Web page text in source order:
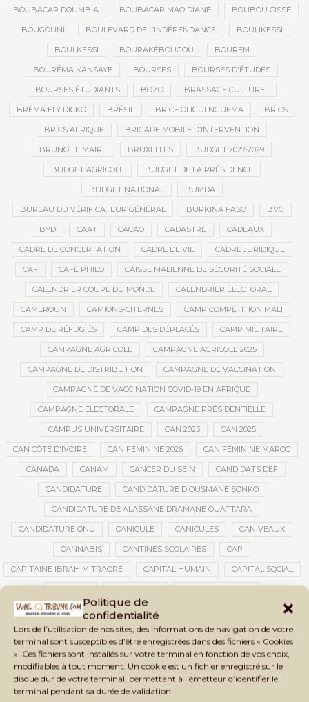
Politique de
confidentialité
Lors de l’utilisation de nos sites, des informations de navigation de votre
terminal sont susceptibles d’être enregistrées dans des fichiers « Cookies
». Ces fichiers sont installés sur votre terminal en fonction de vos choix,
modifiables à tout moment. Un cookie est un fichier enregistré sur le
disque dur de votre terminal, permettant à l’émetteur d’identifier le
terminal pendant sa durée de validation.
BOUBACAR DOUMBIA BOUBACAR MAO DIANÉ BOUBOU CISSÉ
BOUGOUNI BOULEVARD DE L’INDÉPENDANCE BOULIKESSI
BOULKESSI BOURAKÉBOUGOU BOUREM
BOURÉMA KANSAYE BOURSES BOURSES D'ÉTUDES
BOURSES ÉTUDIANTS BOZO BRASSAGE CULTUREL
BRÉMA ELY DICKO BRÉSIL BRICE OLIGUI NGUEMA BRICS
BRICS AFRIQUE BRIGADE MOBILE D’INTERVENTION
BRUNO LE MAIRE BRUXELLES BUDGET 2027-2029
BUDGET AGRICOLE BUDGET DE LA PRÉSIDENCE
BUDGET NATIONAL BUMDA
BUREAU DU VÉRIFICATEUR GÉNÉRAL BURKINA FASO BVG
BYD CAAT CACAO CADASTRE CADEAUX
CADRE DE CONCERTATION CADRE DE VIE CADRE JURIDIQUE
CAF CAFÉ PHILO CAISSE MALIENNE DE SÉCURITÉ SOCIALE
CALENDRIER COUPE DU MONDE CALENDRIER ÉLECTORAL
CAMEROUN CAMIONS-CITERNES CAMP COMPÉTITION MALI
CAMP DE RÉFUGIÉS CAMP DES DÉPLACÉS CAMP MILITAIRE
CAMPAGNE AGRICOLE CAMPAGNE AGRICOLE 2025
CAMPAGNE DE DISTRIBUTION CAMPAGNE DE VACCINATION
CAMPAGNE DE VACCINATION COVID-19 EN AFRIQUE
CAMPAGNE ÉLECTORALE CAMPAGNE PRÉSIDENTIELLE
CAMPUS UNIVERSITAIRE CAN 2023 CAN 2025
CAN CÔTE D'IVOIRE CAN FÉMININE 2026 CAN FÉMININE MAROC
CANADA CANAM CANCER DU SEIN CANDIDATS DEF
CANDIDATURE CANDIDATURE D'OUSMANE SONKO
CANDIDATURE DE ALASSANE DRAMANE OUATTARA
CANDIDATURE ONU CANICULE CANICULES CANIVEAUX
CANNABIS CANTINES SCOLAIRES CAP
CAPITAINE IBRAHIM TRAORÉ CAPITAL HUMAIN CAPITAL SOCIAL
CARTE D’IDENTITÉ BIOMÉTRIQUE CARTE NINA CARTONS ROUGES
CASABLANCA CATASTROPHE CATASTROPHE NATURELLE
CATASTROPHES CLIMATIQUES CATASTROPHES NATURELLES
CAUTION 10 000 DOLLARS CAUTION DE VISA CDAT CECOGEC
CEDEAO CÉDÉAO CEI CÉLÉBRATION NATIONALE